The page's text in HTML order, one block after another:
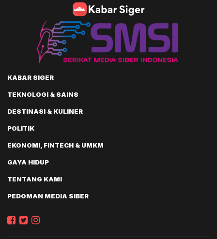
KABAR SIGER
TEKNOLOGI & SAINS
DESTINASI & KULINER
POLITIK
EKONOMI, FINTECH & UMKM
GAYA HIDUP
TENTANG KAMI
PEDOMAN MEDIA SIBER